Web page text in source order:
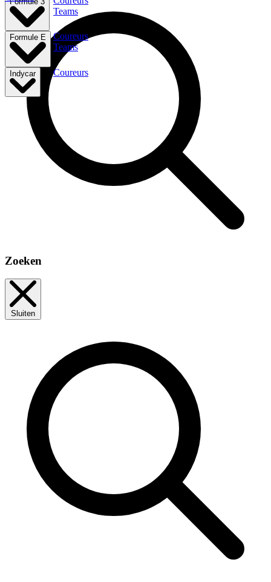
Teams
Formule E
Coureurs
Teams
Indycar Coureurs
Zoeken
Sluiten